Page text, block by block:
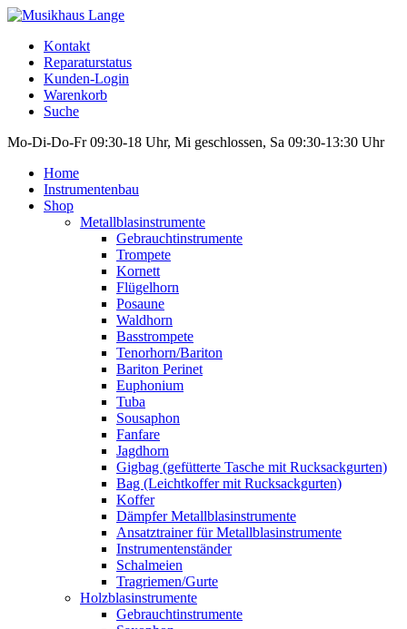
Kontakt
Reparaturstatus
Kunden-Login
Warenkorb
Suche
Mo-Di-Do-Fr 09:30-18 Uhr, Mi geschlossen, Sa 09:30-13:30 Uhr
Home
Instrumentenbau
Shop
Metallblasinstrumente
Gebrauchtinstrumente
Trompete
Kornett
Flügelhorn
Posaune
Waldhorn
Basstrompete
Tenorhorn/Bariton
Bariton Perinet
Euphonium
Tuba
Sousaphon
Fanfare
Jagdhorn
Gigbag (gefütterte Tasche mit Rucksackgurten)
Bag (Leichtkoffer mit Rucksackgurten)
Koffer
Dämpfer Metallblasinstrumente
Ansatztrainer für Metallblasinstrumente
Instrumentenständer
Schalmeien
Tragriemen/Gurte
Holzblasinstrumente
Gebrauchtinstrumente